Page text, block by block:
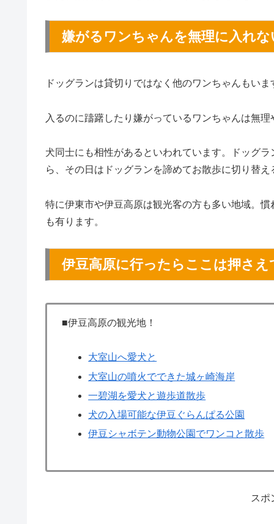
嫌がるワンちゃんを無理に入れな
ドッグランは貸切りではなく他のワンちゃんもいま
入るのに躊躇したり嫌がっているワンちゃんは無
犬同士にも相性があるといわれています。ドッグ
ら、その日はドッグランを諦めてお散歩に切り替
特に伊東市や伊豆高原は観光客の方も多い地域。
も有ります。
伊豆高原に行ったらここは押さ
■伊豆高原の観光地！
大室山へ愛犬と
大室山の噴火でできた城ヶ崎海岸
一碧湖を愛犬と遊歩道散歩
犬の入場可能な伊豆ぐらんぱる公園
伊豆シャボテン動物公園でワンコと散歩
スポ